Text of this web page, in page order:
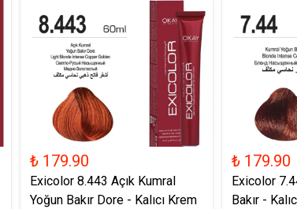
₺ 179.90
Exicolor 8.443 Açık Kumral
Yoğun Bakır Dore - Kalıcı Krem
₺ 179.90
Exicolor
Bakır -